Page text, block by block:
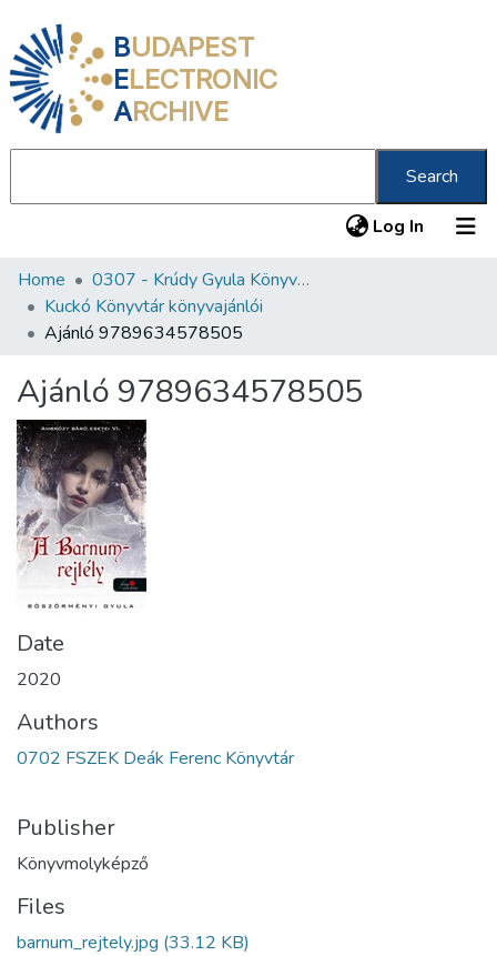
BUDAPEST
ELECTRONIC
ARCHIVE
Search
Log In (current)
Communities & Collections
All of DSpace
About us
Home
0307 - Krúdy Gyula Könyvtár
Kuckó Könyvtár könyvajánlói
Ajánló 9789634578505
Ajánló 9789634578505
Date
2020
Authors
0702 FSZEK Deák Ferenc Könyvtár
Publisher
Könyvmolyképző
Files
barnum_rejtely.jpg (33.12 KB)